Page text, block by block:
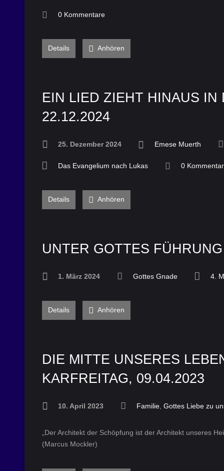
0 Kommentare
Details Anhören
EIN LIED ZIEHT HINAUS IN
22.12.2024
25. Dezember 2024 Emese Muerth
Das Evangelium nach Lukas 0
Details Anhören
UNTER GOTTES
1. März 2024 Gottes Gnade 4.
Details Anhören
DIE MITTE UNSERES
KARFREITAG, 09.04.2023
10. April 2023 Familie Gottes Liebe zu
„Der Architekt der Schöpfung ist der Architekt unseres
(Marcus Mockler)